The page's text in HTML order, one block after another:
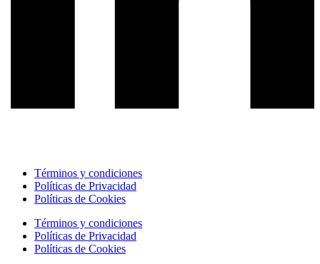
Términos y condiciones
Políticas de Privacidad
Políticas de Cookies
Términos y condiciones
Políticas de Privacidad
Políticas de Cookies